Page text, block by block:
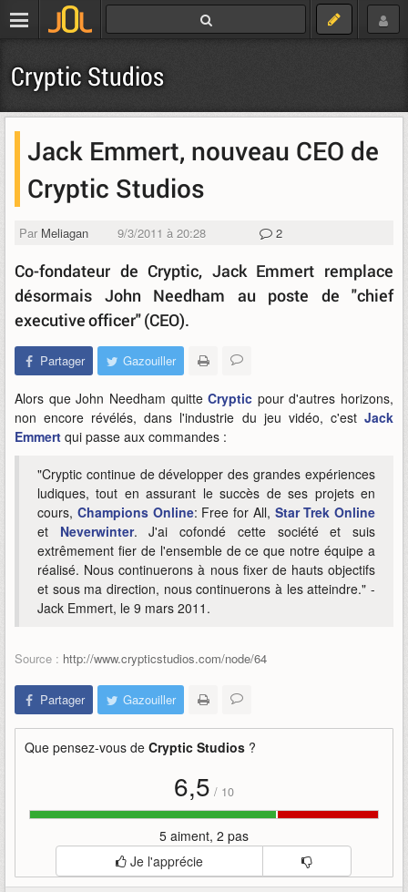
Cryptic Studios
Jack Emmert, nouveau CEO de
Cryptic Studios
Par Meliagan 9/3/2011 à 20:28 2
Co-fondateur de Cryptic, Jack Emmert remplace
désormais John Needham au poste de "chief
executive officer" (CEO).
Partager Gazouiller
Alors que John Needham quitteCryptic pour d'autres horizons,
non encore révélés, dans l'industrie du jeu vidéo, c'est Jack
Emmert qui passe aux commandes :
"Cryptic continue de développer des grandes expériences
ludiques, tout en assurant le succès de ses projets en
cours, Champions Online: Free for All, Star Trek Online
et Neverwinter. J'ai cofondé cette société et suis
extrêmement fier de l'ensemble de ce que notre équipe a
réalisé. Nous continuerons à nous fixer de hauts objectifs
et sous ma direction, nous continuerons à les atteindre." -
Jack Emmert, le 9 mars 2011.
Source : http://www.crypticstudios.com/node/64
Partager Gazouiller
Que pensez-vous de Cryptic Studios ?
6,5 / 10
5 aiment, 2 pas
Je l'apprécie